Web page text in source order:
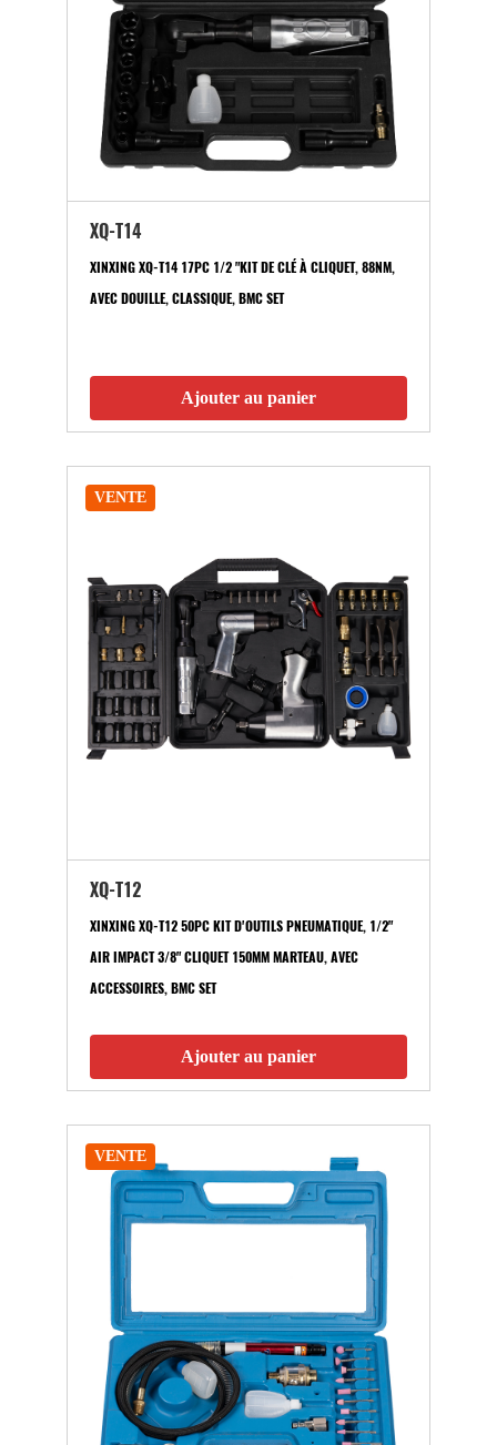
XQ-T14
XINXING XQ-T14 17PC 1/2 "KIT DE CLÉ À CLIQUET, 88NM,
AVEC DOUILLE, CLASSIQUE, BMC SET
Ajouter au panier
VENTE
XQ-T12
XINXING XQ-T12 50PC KIT D'OUTILS PNEUMATIQUE, 1/2"
AIR IMPACT 3/8" CLIQUET 150MM MARTEAU, AVEC
ACCESSOIRES, BMC SET
Ajouter au panier
VENTE